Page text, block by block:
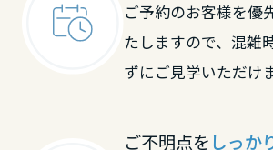
ご予約のお客様を優
たしますので、混雑
ずにご見学いただけま
ご不明点を しっか